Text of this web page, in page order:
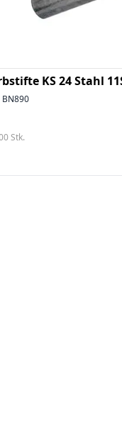
KS 24 Stahl
BN890
Stk.